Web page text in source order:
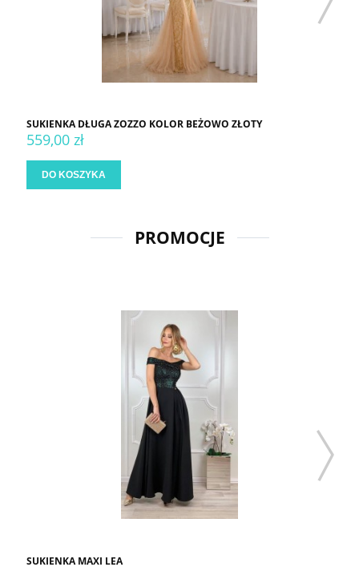
SUKIENKA DŁUGA ZOZZO KOLOR BEŻOWO ZŁOTY
559,00 zł
DO KOSZYKA
PROMOCJE
SUKIENKA MAXI LEA